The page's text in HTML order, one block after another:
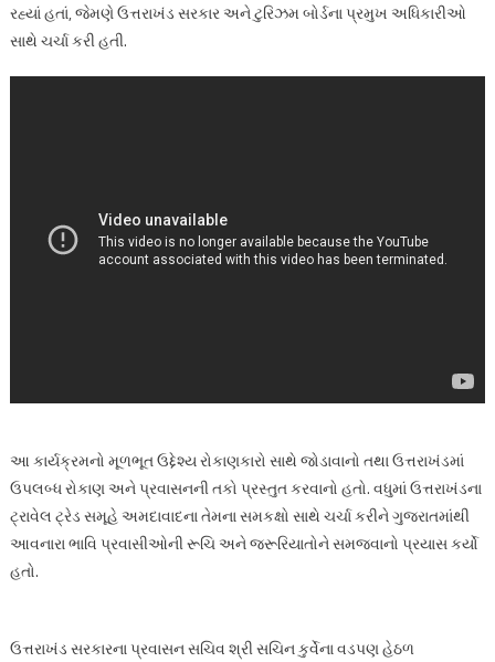
રહ્યાં હતાં, જેમણે ઉત્તરાખંડ સરકાર અને ટુરિઝમ બોર્ડના પ્રમુખ અધિકારીઓ
સાથે ચર્ચા કરી હતી.
આ કાર્યક્રમનો મૂળભૂત ઉદ્દેશ્ય રોકાણકારો સાથે જોડાવાનો તથા ઉત્તરાખંડમાં
ઉપલબ્ધ રોકાણ અને પ્રવાસનની તકો પ્રસ્તુત કરવાનો હતો. વધુમાં ઉત્તરાખંડના
ટ્રાવેલ ટ્રેડ સમૂહે અમદાવાદના તેમના સમકક્ષો સાથે ચર્ચા કરીને ગુજરાતમાંથી
આવનારા ભાવિ પ્રવાસીઓની રૂચિ અને જરૂરિયાતોને સમજવાનો પ્રયાસ કર્યો
હતો.
ઉત્તરાખંડ સરકારના પ્રવાસન સચિવ શ્રી સચિન કુર્વેના વડપણ હેઠળ